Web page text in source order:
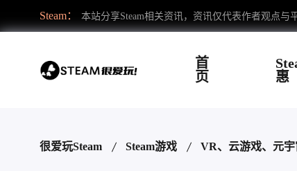
Steam： 本站分享Steam相关资讯，资讯仅代表作者观点与
首
页
惠
很爱玩Steam Steam游戏 VR、云游戏、元宇